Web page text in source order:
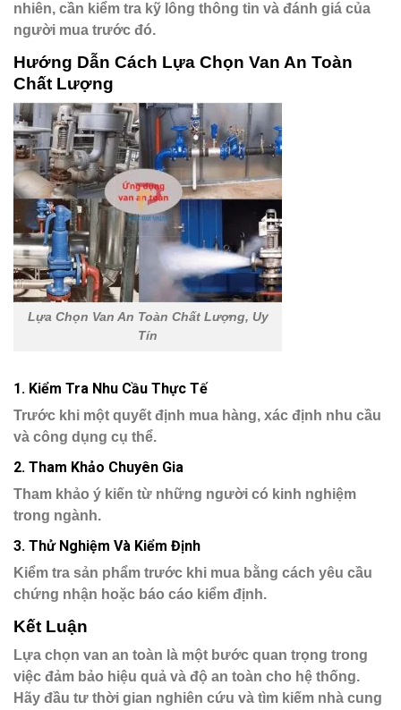
nhiên, cần kiểm tra kỹ lông thông tin và đánh giá của
người mua trước đó.
Hướng Dẫn Cách Lựa Chọn Van An Toàn
Chất Lượng
Lựa Chọn Van An Toàn Chất Lượng, Uy
Tín
1. Kiểm Tra Nhu Cầu Thực Tế
Trước khi một quyết định mua hàng, xác định nhu cầu
và công dụng cụ thể.
2. Tham Khảo Chuyên Gia
Tham khảo ý kiến từ những người có kinh nghiệm
trong ngành.
3. Thử Nghiệm Và Kiểm Định
Kiểm tra sản phẩm trước khi mua bằng cách yêu cầu
chứng nhận hoặc báo cáo kiểm định.
Kết Luận
Lựa chọn van an toàn là một bước quan trọng trong
việc đảm bảo hiệu quả và độ an toàn cho hệ thống.
Hãy đầu tư thời gian nghiên cứu và tìm kiếm nhà cung